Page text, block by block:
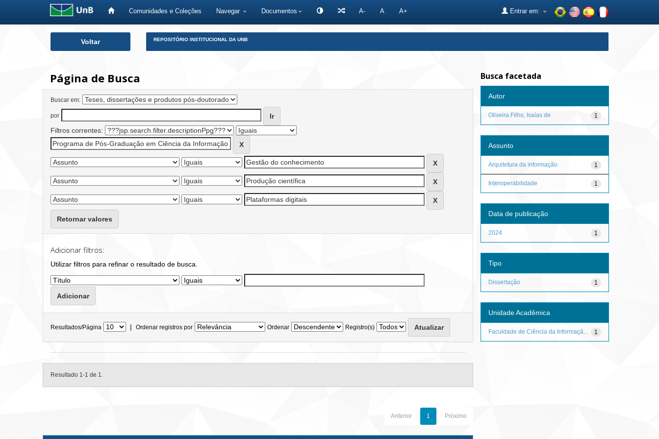
Comunidades e Coleções Navegar Documentos A- A A+ Entrar em:
Voltar REPOSITÓRIO INSTITUCIONAL DA UNB
Página de Busca
Buscar em:
por
Filtros correntes:
Retornar valores
Adicionar filtros:
Utilizar filtros para refinar o resultado de busca.
Resultados/Página | Ordenar registros por Ordenar Registro(s)
Resultado 1-1 de 1.
Anterior 1 Próximo
Busca facetada
Autor
1
Oliveira Filho, Isaías de
Assunto
1
Arquitetura da informação
1
Interoperabilidade
Data de publicação
1
2024
Tipo
1
Dissertação
Unidade Acadêmica
1
Faculdade de Ciência da Informaçã...